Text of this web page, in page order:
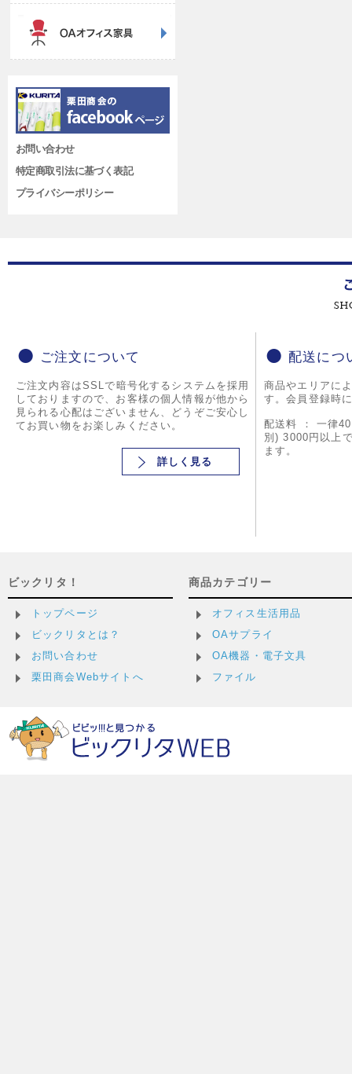
お問い合わせ
特定商取引法に基づく表記
プライバシーポリシー
ご注文について
ご注文内容はSSLで暗号化するシステムを採用
しておりますので、お客様の個人情報が他から
見られる心配はございません、どうぞご安心し
てお買い物をお楽しみください。
詳しく見る
配送につ
商品やエリアに
す。会員登録時
配送料 ： 一律
別) 3000円以上
ます。
ビックリタ！
トップページ
ビックリタとは？
お問い合わせ
栗田商会Webサイトへ
商品カテゴリー
オフィス生活用品
OAサプライ
OA機器・電子文具
ファイル